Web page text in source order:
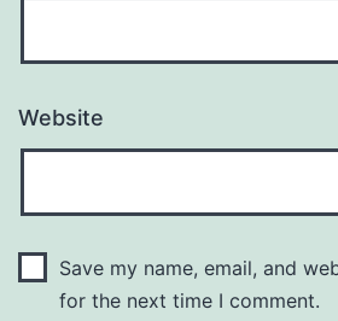
Website
Save my name, email, and
for the next time I comment.